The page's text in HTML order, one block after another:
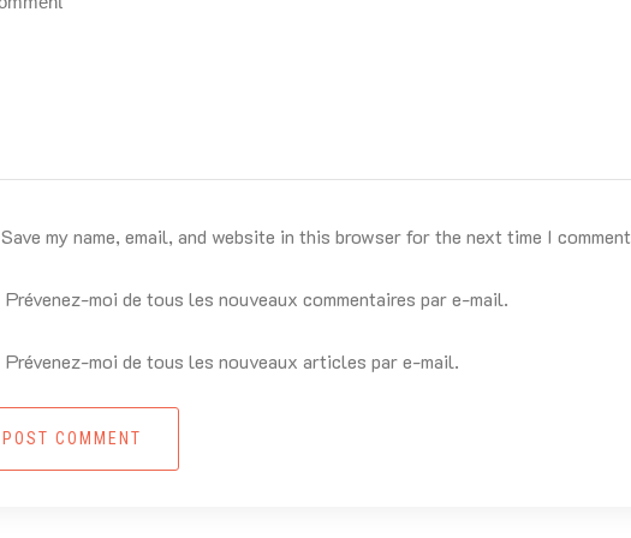
Save my name, email, and website in this browser for the next time I
Prévenez-moi de tous les nouveaux commentaires par e-mail.
Prévenez-moi de tous les nouveaux articles par e-mail.
POST COMMENT